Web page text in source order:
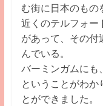
む街に日本のもの
近くのテルフォー
があって、その付
んでいる。
バーミンガムにも
ということがわか
とができました。